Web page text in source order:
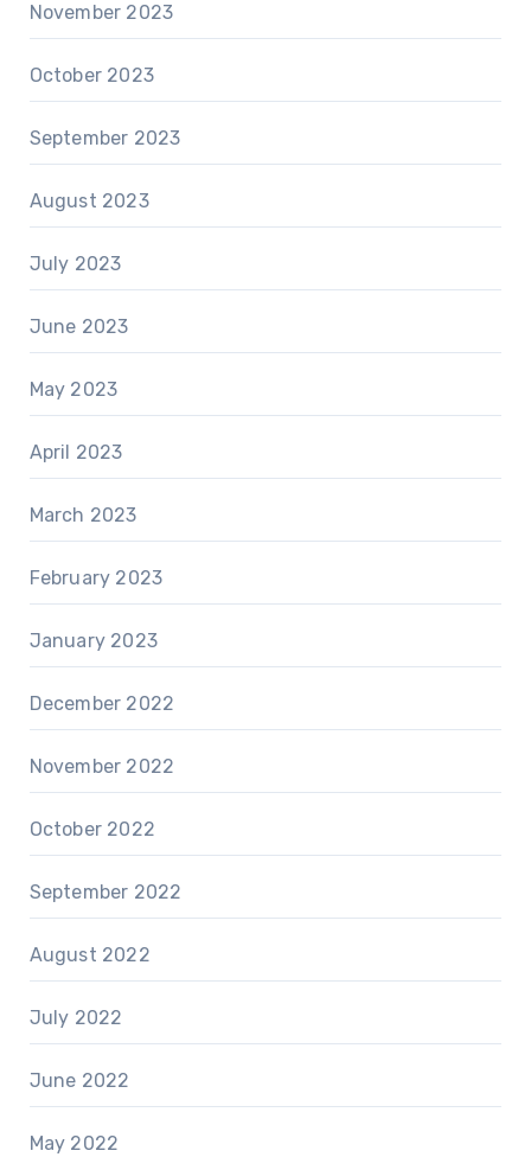
November 2023
October 2023
September 2023
August 2023
July 2023
June 2023
May 2023
April 2023
March 2023
February 2023
January 2023
December 2022
November 2022
October 2022
September 2022
August 2022
July 2022
June 2022
May 2022